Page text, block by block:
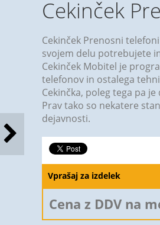
Cekinček
Cekinček Prenosni
svojem delu potrebujete
Cekinček Mobitel je
telefonov in ostalega
Cekinčka, poleg tega pa
Prav tako so nekatere
dejavnosti.
Vprašaj za izdelek
Cena z DDV na